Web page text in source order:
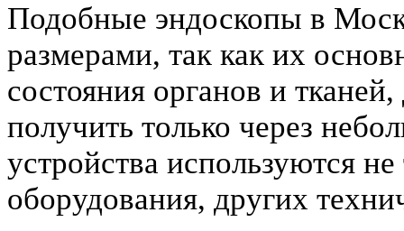
Подобные эндоскопы в
размерами, так как их
состояния органов и
получить только через
устройства используются
оборудования, других